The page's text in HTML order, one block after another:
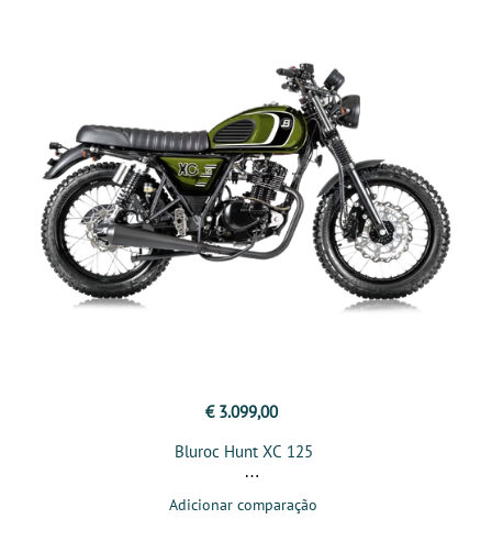
€ 3.099,00
Bluroc Hunt XC 125
Adicionar comparação